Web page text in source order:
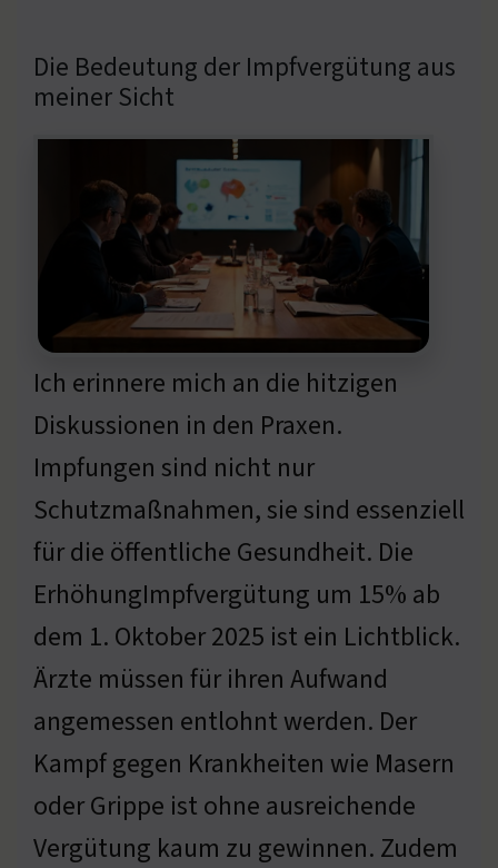
Die Bedeutung der Impfvergütung aus
meiner Sicht
Ich erinnere mich an die hitzigen
Diskussionen in den Praxen.
Impfungen sind nicht nur
Schutzmaßnahmen, sie sind essenziell
für die öffentliche Gesundheit. Die
ErhöhungImpfvergütung um 15% ab
dem 1. Oktober 2025 ist ein Lichtblick.
Ärzte müssen für ihren Aufwand
angemessen entlohnt werden. Der
Kampf gegen Krankheiten wie Masern
oder Grippe ist ohne ausreichende
Vergütung kaum zu gewinnen. Zudem